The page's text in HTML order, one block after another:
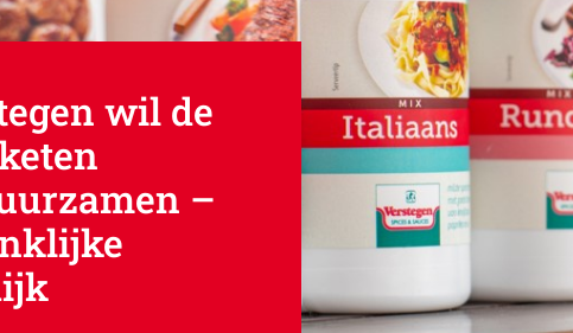
wil de
–